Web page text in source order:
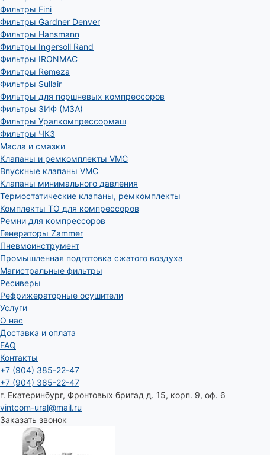
Фильтры Fini
Фильтры Gardner Denver
Фильтры Hansmann
Фильтры Ingersoll Rand
Фильтры IRONMAC
Фильтры Remeza
Фильтры Sullair
Фильтры для поршневых компрессоров
Фильтры ЗИФ (МЗА)
Фильтры Уралкомпрессормаш
Фильтры ЧКЗ
Масла и смазки
Клапаны и ремкомплекты VMC
Впускные клапаны VMC
Клапаны минимального давления
Термостатические клапаны, ремкомплекты
Комплекты ТО для компрессоров
Ремни для компрессоров
Генераторы Zammer
Пневмоинструмент
Промышленная подготовка сжатого воздуха
Магистральные фильтры
Ресиверы
Рефрижераторные осушители
Услуги
О нас
Доставка и оплата
FAQ
Контакты
+7 (904) 385-22-47
+7 (904) 385-22-47
г. Екатеринбург, Фронтовых бригад д. 15, корп. 9, оф. 6
vintcom-ural@mail.ru
Заказать звонок